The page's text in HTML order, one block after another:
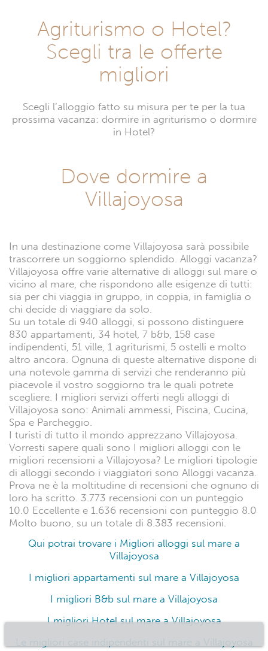
Agriturismo o Hotel?
Scegli tra le offerte
migliori
Scegli l’alloggio fatto su misura per te per la tua
prossima vacanza: dormire in agriturismo o dormire
in Hotel?
Dove dormire a
Villajoyosa
In una destinazione come Villajoyosa sarà possibile
trascorrere un soggiorno splendido. Alloggi vacanza?
Villajoyosa offre varie alternative di alloggi sul mare o
vicino al mare, che rispondono alle esigenze di tutti:
sia per chi viaggia in gruppo, in coppia, in famiglia o
chi decide di viaggiare da solo.
Su un totale di 940 alloggi, si possono distinguere
830 appartamenti, 34 hotel, 7 b&b, 158 case
indipendenti, 51 ville, 1 agriturismi, 5 ostelli e molto
altro ancora. Ognuna di queste alternative dispone di
una notevole gamma di servizi che renderanno più
piacevole il vostro soggiorno tra le quali potrete
scegliere. I migliori servizi offerti negli alloggi di
Villajoyosa sono: Animali ammessi, Piscina, Cucina,
Spa e Parcheggio.
I turisti di tutto il mondo apprezzano Villajoyosa.
Vorresti sapere quali sono I migliori alloggi con le
migliori recensioni a Villajoyosa? Le migliori tipologie
di alloggi secondo i viaggiatori sono Alloggi vacanza.
Prova ne è la moltitudine di recensioni che ognuno di
loro ha scritto. 3.773 recensioni con un punteggio
10.0 Eccellente e 1.636 recensioni con punteggio 8.0
Molto buono, su un totale di 8.383 recensioni.
Qui potrai trovare i Migliori alloggi sul mare a
Villajoyosa
I migliori appartamenti sul mare a Villajoyosa
I migliori B&b sul mare a Villajoyosa
I migliori Hotel sul mare a Villajoyosa
Le migliori case indipendenti sul mare a Villajoyosa